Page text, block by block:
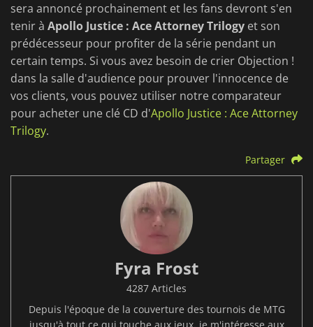
sera annoncé prochainement et les fans devront s'en
tenir à Apollo Justice : Ace Attorney Trilogy et son
prédécesseur pour profiter de la série pendant un
certain temps. Si vous avez besoin de crier Objection !
dans la salle d'audience pour prouver l'innocence de
vos clients, vous pouvez utiliser notre comparateur
pour acheter une clé CD d'Apollo Justice : Ace Attorney
Trilogy.
Partager
Fyra Frost
4287 Articles
Depuis l'époque de la couverture des tournois de MTG